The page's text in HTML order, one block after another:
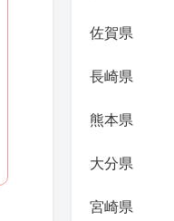
佐賀県
長崎県
熊本県
大分県
宮崎県